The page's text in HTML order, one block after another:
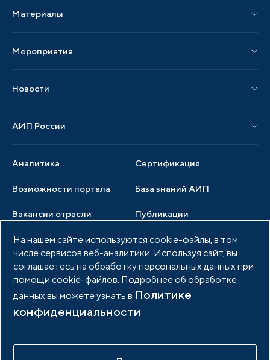
Услуги по локализации
Аналитика Сертификация
Возможности портала
Материалы
Публикации СМИ и статьи
Образцы документов
База знаний АИП
Вакансии отрасли
Мероприятия
Мероприятия отрасли
Новости
Новости отрасли
Публикации
Медиатека Тендеры
АИП России
Члены ассоциации
Услуги ассоциации
Документы АИП
Партнеры ассоциации
Фото и видео
Членство в АИП Войти в личный кабинет
На нашем сайте используются cookie-файлы, в том
числе сервисов веб-аналитики. Используя сайт, вы
соглашаетесь на обработку персональных данных при
помощи cookie-файлов. Подробнее об обработке
данных вы можете узнать в Политике
конфиденциальности